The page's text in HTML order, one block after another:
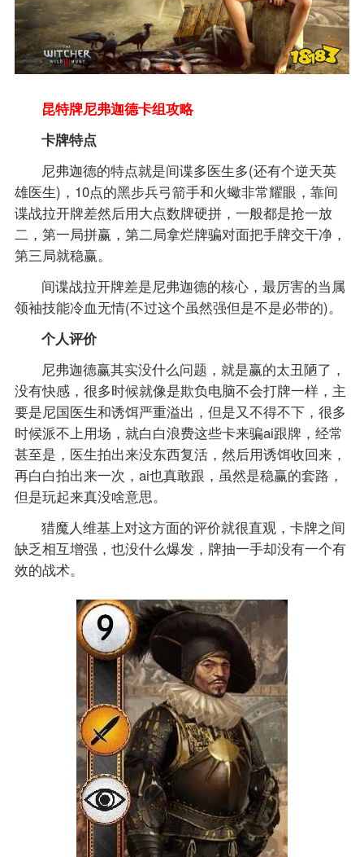
昆特牌尼弗迦德卡组攻略
卡牌特点
尼弗迦德的特点就是间谍多医生多(还有个逆天英
雄医生)，10点的黑步兵弓箭手和火蠍非常耀眼，靠间
谍战拉开牌差然后用大点数牌硬拼，一般都是抢一放
二，第一局拼赢，第二局拿烂牌骗对面把手牌交干净，
第三局就稳赢。
间谍战拉开牌差是尼弗迦德的核心，最厉害的当属
领袖技能冷血无情(不过这个虽然强但是不是必带的)。
个人评价
尼弗迦德赢其实没什么问题，就是赢的太丑陋了，
没有快感，很多时候就像是欺负电脑不会打牌一样，主
要是尼国医生和诱饵严重溢出，但是又不得不下，很多
时候派不上用场，就白白浪费这些卡来骗ai跟牌，经常
甚至是，医生拍出来没东西复活，然后用诱饵收回来，
再白白拍出来一次，ai也真敢跟，虽然是稳赢的套路，
但是玩起来真没啥意思。
猎魔人维基上对这方面的评价就很直观，卡牌之间
缺乏相互增强，也没什么爆发，牌抽一手却没有一个有
效的战术。